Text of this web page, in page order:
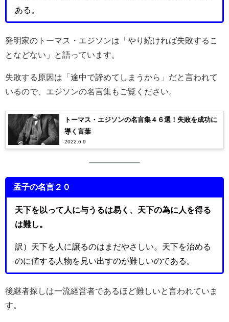
ある。
発明家のトーマス・エジソンは「やり続ければ失敗するこ
となどない」と語っています。
失敗する原因は「途中で諦めてしまうから」だと言われて
いるので、エジソンの名言集もご覧ください。
トーマス・エジソンの名言集４６選！失敗を成功に
導く言葉
2022.6.9
孟子の名言２０
天下を以って人に与うるは易く、天下の為に人を得る
は難し。
訳）天下を人に譲るのはまだやさしい。天下を治める
のに値する人物を見い出すのが難しいのである。
後継者探しは一流経営者であるほど難しいと言われていま
す。